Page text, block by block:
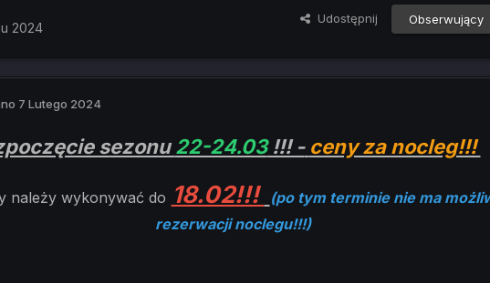
2024
Udostępnij Obserwujący
7 Lutego 2024
sezonu22-24.03!!! - ceny za nocleg!!!
należy wykonywać do 18.02!!! (po tym terminie nie ma
rezerwacji noclegu!!!)